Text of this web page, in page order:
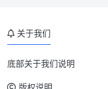
关于我们
底部关于我们说明